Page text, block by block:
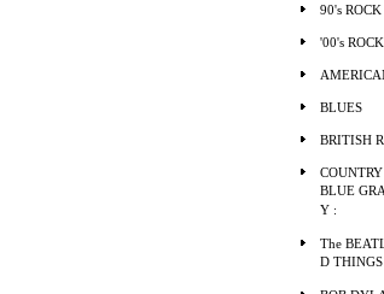
90's ROCK
'00's
BLUES
BRITISH
BLUE
Y :
The
D